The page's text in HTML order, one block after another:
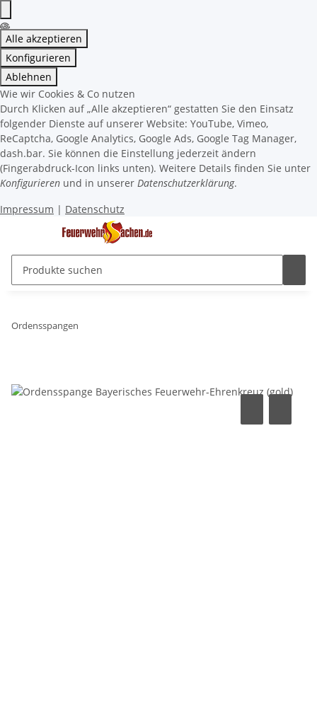
Alle akzeptieren
Konfigurieren
Ablehnen
Wie wir Cookies & Co nutzen
Durch Klicken auf „Alle akzeptieren“ gestatten Sie den Einsatz
folgender Dienste auf unserer Website: YouTube, Vimeo,
ReCaptcha, Google Analytics, Google Ads, Google Tag Manager,
dash.bar. Sie können die Einstellung jederzeit ändern
(Fingerabdruck-Icon links unten). Weitere Details finden Sie unter
Konfigurieren und in unserer Datenschutzerklärung.
Impressum | Datenschutz
Ordensspangen